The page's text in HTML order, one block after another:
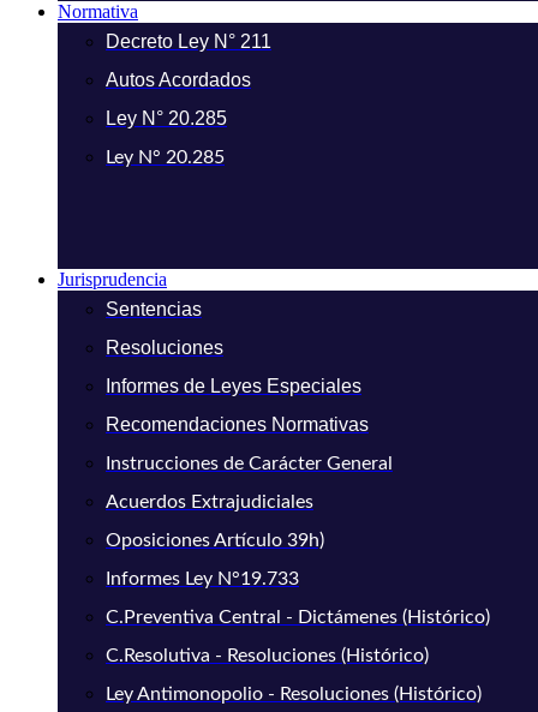
Normativa
Decreto Ley N° 211
Autos Acordados
Ley N° 20.285
Ley N° 20.285
Jurisprudencia
Sentencias
Resoluciones
Informes de Leyes Especiales
Recomendaciones Normativas
Instrucciones de Carácter General
Acuerdos Extrajudiciales
Oposiciones Artículo 39h)
Informes Ley N°19.733
C.Preventiva Central - Dictámenes (Histórico)
C.Resolutiva - Resoluciones (Histórico)
Ley Antimonopolio - Resoluciones (Histórico)